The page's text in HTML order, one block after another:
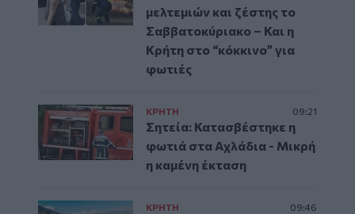
μελτεμιών και ζέστης το
Σαββατοκύριακο – Και η
Κρήτη στο “κόκκινο” για
φωτιές
ΚΡΗΤΗ 09:21
Σητεία: Κατασβέστηκε η
φωτιά στα Αχλάδια - Μικρή
η καμένη έκταση
ΚΡΗΤΗ 09:46